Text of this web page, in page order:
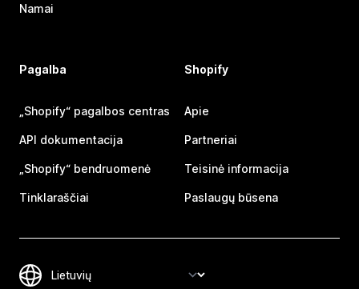
Namai
Pagalba
„Shopify“ pagalbos centras
API dokumentacija
„Shopify“ bendruomenė
Tinklaraščiai
Shopify
Apie
Partneriai
Teisinė informacija
Paslaugų būsena